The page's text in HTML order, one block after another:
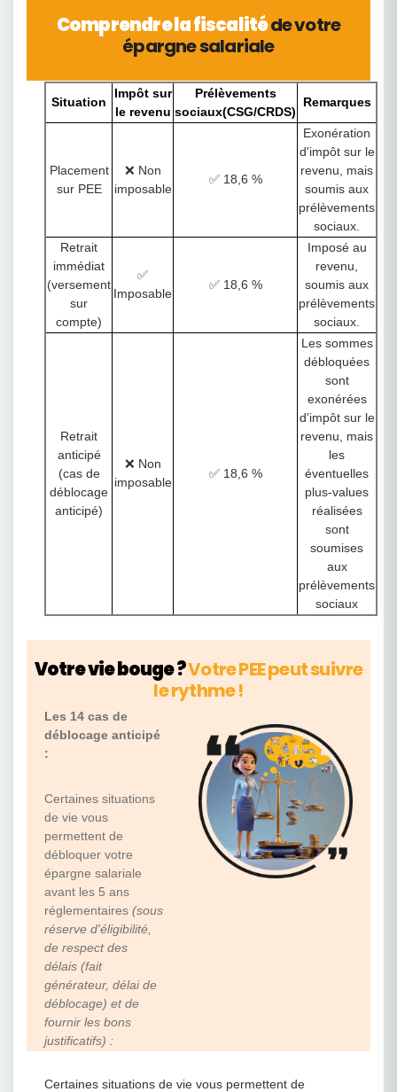
Comprendre la fiscalitéde votre
épargne salariale
Situation
Impôt sur
le revenu
Prélèvements
sociaux(CSG/CRDS)
Remarques
Placement
sur PEE
❌ Non
imposable
✅ 18,6 %
Exonération
d'impôt sur le
revenu, mais
soumis aux
prélèvements
sociaux.
Retrait
immédiat
(versement
sur
compte)
✅
Imposable
✅ 18,6 %
Imposé au
revenu,
soumis aux
prélèvements
sociaux.
Retrait
anticipé
(cas de
déblocage
anticipé)
❌ Non
imposable
✅ 18,6 %
Les sommes
débloquées
sont
exonérées
d'impôt sur le
revenu, mais
les
éventuelles
plus-values
réalisées
sont
soumises
aux
prélèvements
sociaux
Votre vie bouge ?Votre PEE peut suivre
le rythme !
Les 14 cas de
déblocage anticipé
:
Certaines situations
de vie vous
permettent de
débloquer votre
épargne salariale
avant les 5 ans
réglementaires (sous
réserve d'éligibilité,
de respect des
délais (fait
générateur, délai de
déblocage) et de
fournir les bons
justificatifs) :
Certaines situations de vie vous permettent de